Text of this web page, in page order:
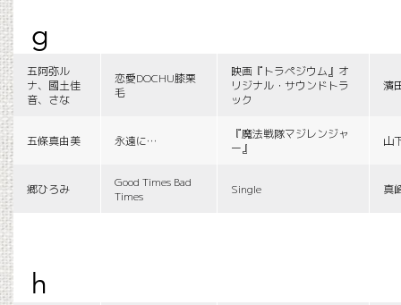
g
五阿弥ル
ナ、國土佳
音、さな
恋愛DOCHU膝栗
毛
映画『トラペジウム』オ
リジナル・サウンドトラ
ック
濱
五條真由美 永遠に…
『魔法戦隊マジレンジャ
ー』
山
郷ひろみ
Good Times Bad
Times
Single 真
h